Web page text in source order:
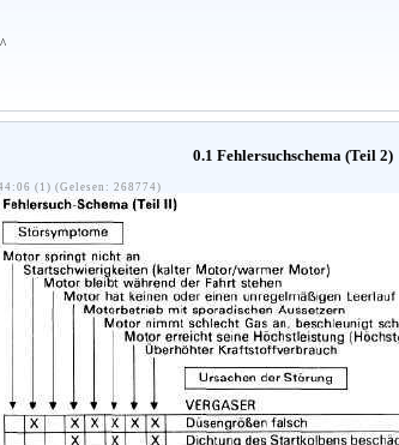
0.1 Fehlersuchschema (Teil 2)
(1) (Gelesen: 268774)